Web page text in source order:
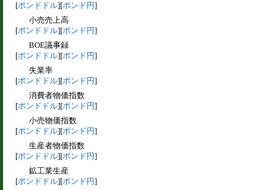
[ポンドドル][ポンド円]
小売売上高
[ポンドドル][ポンド円]
BOE議事録
[ポンドドル][ポンド円]
失業率
[ポンドドル][ポンド円]
消費者物価指数
[ポンドドル][ポンド円]
小売物価指数
[ポンドドル][ポンド円]
生産者物価指数
[ポンドドル][ポンド円]
鉱工業生産
[ポンドドル][ポンド円]